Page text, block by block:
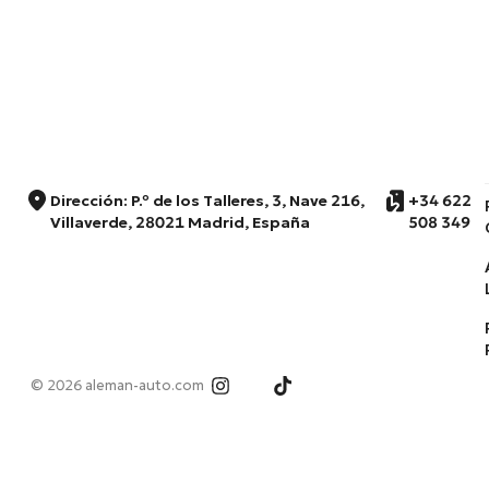
Dirección: P.º de los Talleres, 3, Nave 216,
Villaverde, 28021 Madrid, España
+34 622
508 349
© 2026 aleman-auto.com